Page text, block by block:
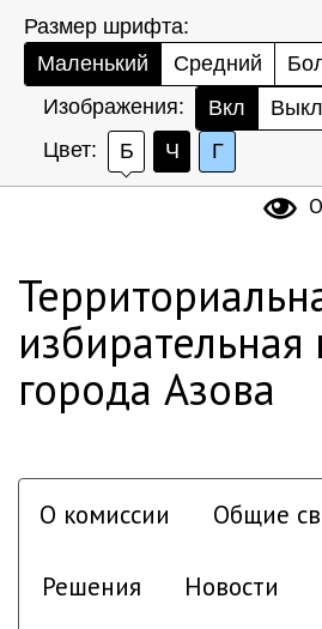
Размер шрифта:
Маленький
Средний
Изображения:
Вкл
Выкл
Цвет:
Б Ч Г
избирательная
города Азова
О комиссии Общие
Решения Новости